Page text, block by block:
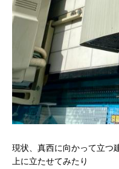
現状、真西に向かって立
上に立たせてみたり